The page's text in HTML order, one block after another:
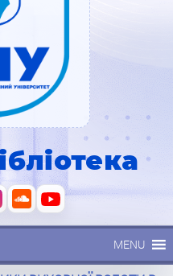
MENU